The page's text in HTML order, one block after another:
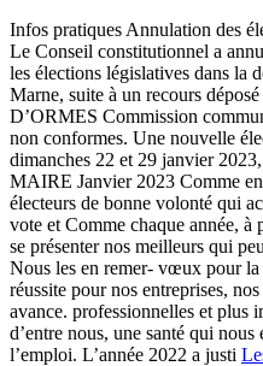
Infos pratiques Annulation des
Le Conseil constitutionnel a
les élections législatives dans la
Marne, suite à un recours
D’ORMES Commission
non conformes. Une nouvelle
dimanches 22 et 29 janvier
MAIRE Janvier 2023 Comme
électeurs de bonne volonté qui
vote et Comme chaque année,
se présenter nos meilleurs qui
Nous les en remer- vœux pour la
réussite pour nos entreprises,
avance. professionnelles et plus
d’entre nous, une santé qui
l’emploi. L’année 2022 a justi